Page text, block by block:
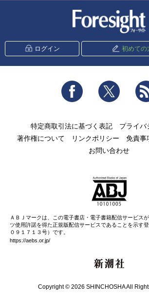
ログイン 初めての
Facebook Twitter
特定商取引法に基づく表記
プライバ
著作権について
リンクポリシー 免責事
お問い合わせ
ＡＢＪマークは、この電子書店・電子書籍配信サービス
ツ使用許諾を得た正規版配信サービスであることを示す
０９１７１３号）です。
https://aebs.or.jp/
Copyright © 2026 SHINCHOSHA All